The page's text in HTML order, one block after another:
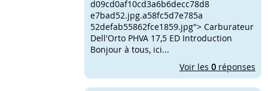
d09cd0af10cd3a6b6decc78d8
e7bad52.jpg.a58fc5d7e785a
52defab55862fce1859.jpg"> Carburateur
Dell'Orto PHVA 17,5 ED Introduction
Bonjour à tous, ici...
Voir les 0 réponses